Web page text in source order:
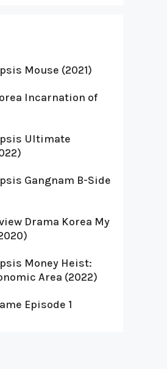
Mouse (2021)
Incarnation of
Ultimate
Gangnam B-Side
Drama Korea My
Money Heist:
Area (2022)
Episode 1